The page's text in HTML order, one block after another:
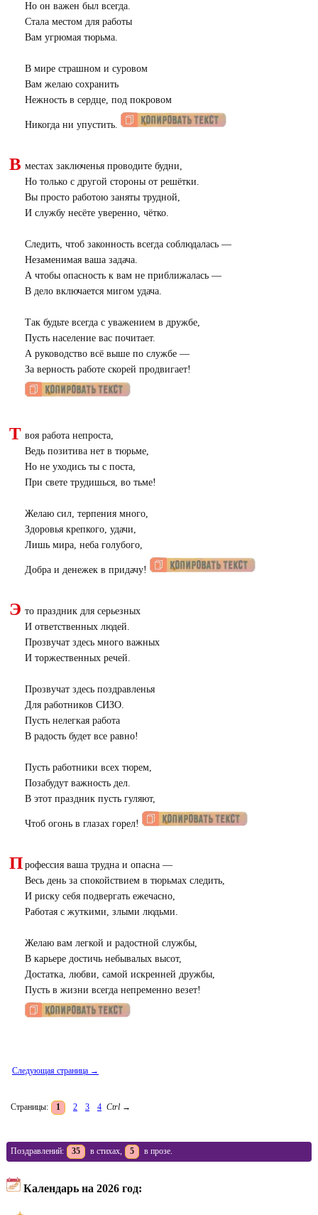
Но он важен был всегда.
Стала местом для работы
Вам угрюмая тюрьма.
В мире страшном и суровом
Вам желаю сохранить
Нежность в сердце, под покровом
Никогда ни упустить.
В местах заключенья проводите будни,
Но только с другой стороны от решётки.
Вы просто работою заняты трудной,
И службу несёте уверенно, чётко.
Следить, чтоб законность всегда соблюдалась —
Незаменимая ваша задача.
А чтобы опасность к вам не приближалась —
В дело включается мигом удача.
Так будьте всегда с уважением в дружбе,
Пусть население вас почитает.
А руководство всё выше по службе —
За верность работе скорей продвигает!
Т воя работа непроста,
Ведь позитива нет в тюрьме,
Но не уходись ты с поста,
При свете трудишься, во тьме!
Желаю сил, терпения много,
Здоровья крепкого, удачи,
Лишь мира, неба голубого,
Добра и денежек в придачу!
Э то праздник для серьезных
И ответственных людей.
Прозвучат здесь много важных
И торжественных речей.
Прозвучат здесь поздравленья
Для работников СИЗО.
Пусть нелегкая работа
В радость будет все равно!
Пусть работники всех тюрем,
Позабудут важность дел.
В этот праздник пусть гуляют,
Чтоб огонь в глазах горел!
П рофессия ваша трудна и опасна —
Весь день за спокойствием в тюрьмах следить,
И риску себя подвергать ежечасно,
Работая с жуткими, злыми людьми.
Желаю вам легкой и радостной службы,
В карьере достичь небывалых высот,
Достатка, любви, самой искренней дружбы,
Пусть в жизни всегда непременно везет!
Следующая страница →
Страницы: 1 2 3 4 Ctrl →
Поздравлений: 35 в стихах, 5 в прозе.
Календарь на 2026 год: